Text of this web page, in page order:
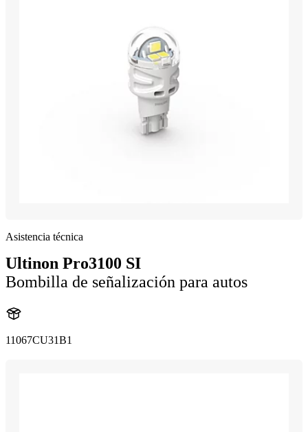
Asistencia técnica
Ultinon Pro3100 SI
Bombilla de señalización para autos
11067CU31B1